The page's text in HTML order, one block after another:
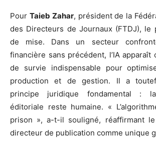
Pour Taieb Zahar, président de la
des Directeurs de Journaux (FTDJ), le
de mise. Dans un secteur
financière sans précédent, l’IA apparaît
de survie indispensable pour
production et de gestion. Il a
principe juridique fondamental : la
éditoriale reste humaine. «
prison », a-t-il souligné, réaffirmant
directeur de publication comme unique